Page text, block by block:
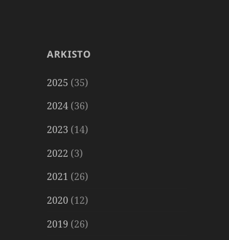
ARKISTO
2025 (35)
2024 (36)
2023 (14)
2022 (3)
2021 (26)
2020 (12)
2019 (26)